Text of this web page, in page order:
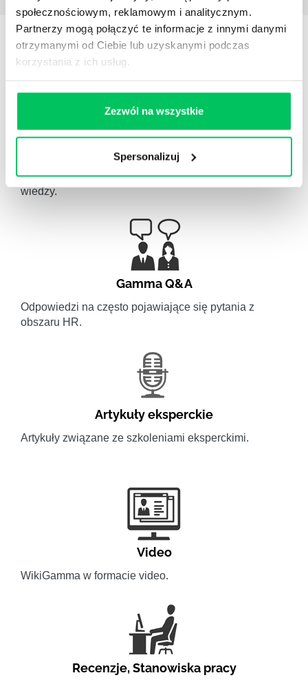
społecznościowym, reklamowym i analitycznym.
Partnerzy mogą połączyć te informacje z innymi danymi
otrzymanymi od Ciebie lub uzyskanymi podczas
korzystania z ich usług.
Zezwól na wszystkie
Spersonalizuj
STREFY WIEDZY
WikiGamma,Delegowanie
Autorskie raporty, wartościowy know-how, pigułki
wiedzy.
Gamma Q&A
Odpowiedzi na często pojawiające się pytania z
obszaru HR.
Artykuły eksperckie
Artykuły związane ze szkoleniami eksperckimi.
Video
WikiGamma w formacie video.
Recenzje,Stanowiska pracy